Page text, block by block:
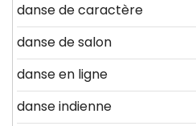
danse de caractère
danse de salon
danse en ligne
danse indienne